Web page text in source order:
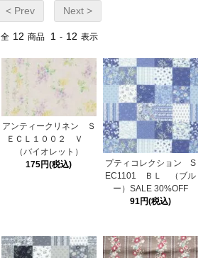
< Prev Next >
全 12 商品 1 - 12 表示
アンティークリネン Ｓ
ＥＣＬ１００２ Ｖ
（バイオレット）
175円(税込)
プティコレクション S
EC1101 ＢＬ （ブル
ー）SALE 30%OFF
91円(税込)